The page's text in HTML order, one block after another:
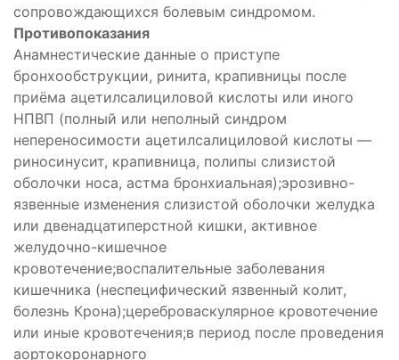
сопровождающихся болевым синдромом.
Противопоказания
Анамнестические данные о приступе
бронхообструкции, ринита, крапивницы после
приёма ацетилсалициловой кислоты или иного
НПВП (полный или неполный синдром
непереносимости ацетилсалициловой кислоты —
риносинусит, крапивница, полипы слизистой
оболочки носа, астма бронхиальная);эрозивно-
язвенные изменения слизистой оболочки желудка
или двенадцатиперстной кишки, активное
желудочно-кишечное
кровотечение;воспалительные заболевания
кишечника (неспецифический язвенный колит,
болезнь Крона);цереброваскулярное кровотечение
или иные кровотечения;в период после проведения
аортокоронарного